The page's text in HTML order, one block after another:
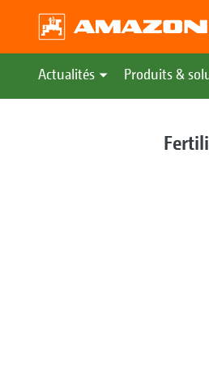
Actualités Produits &